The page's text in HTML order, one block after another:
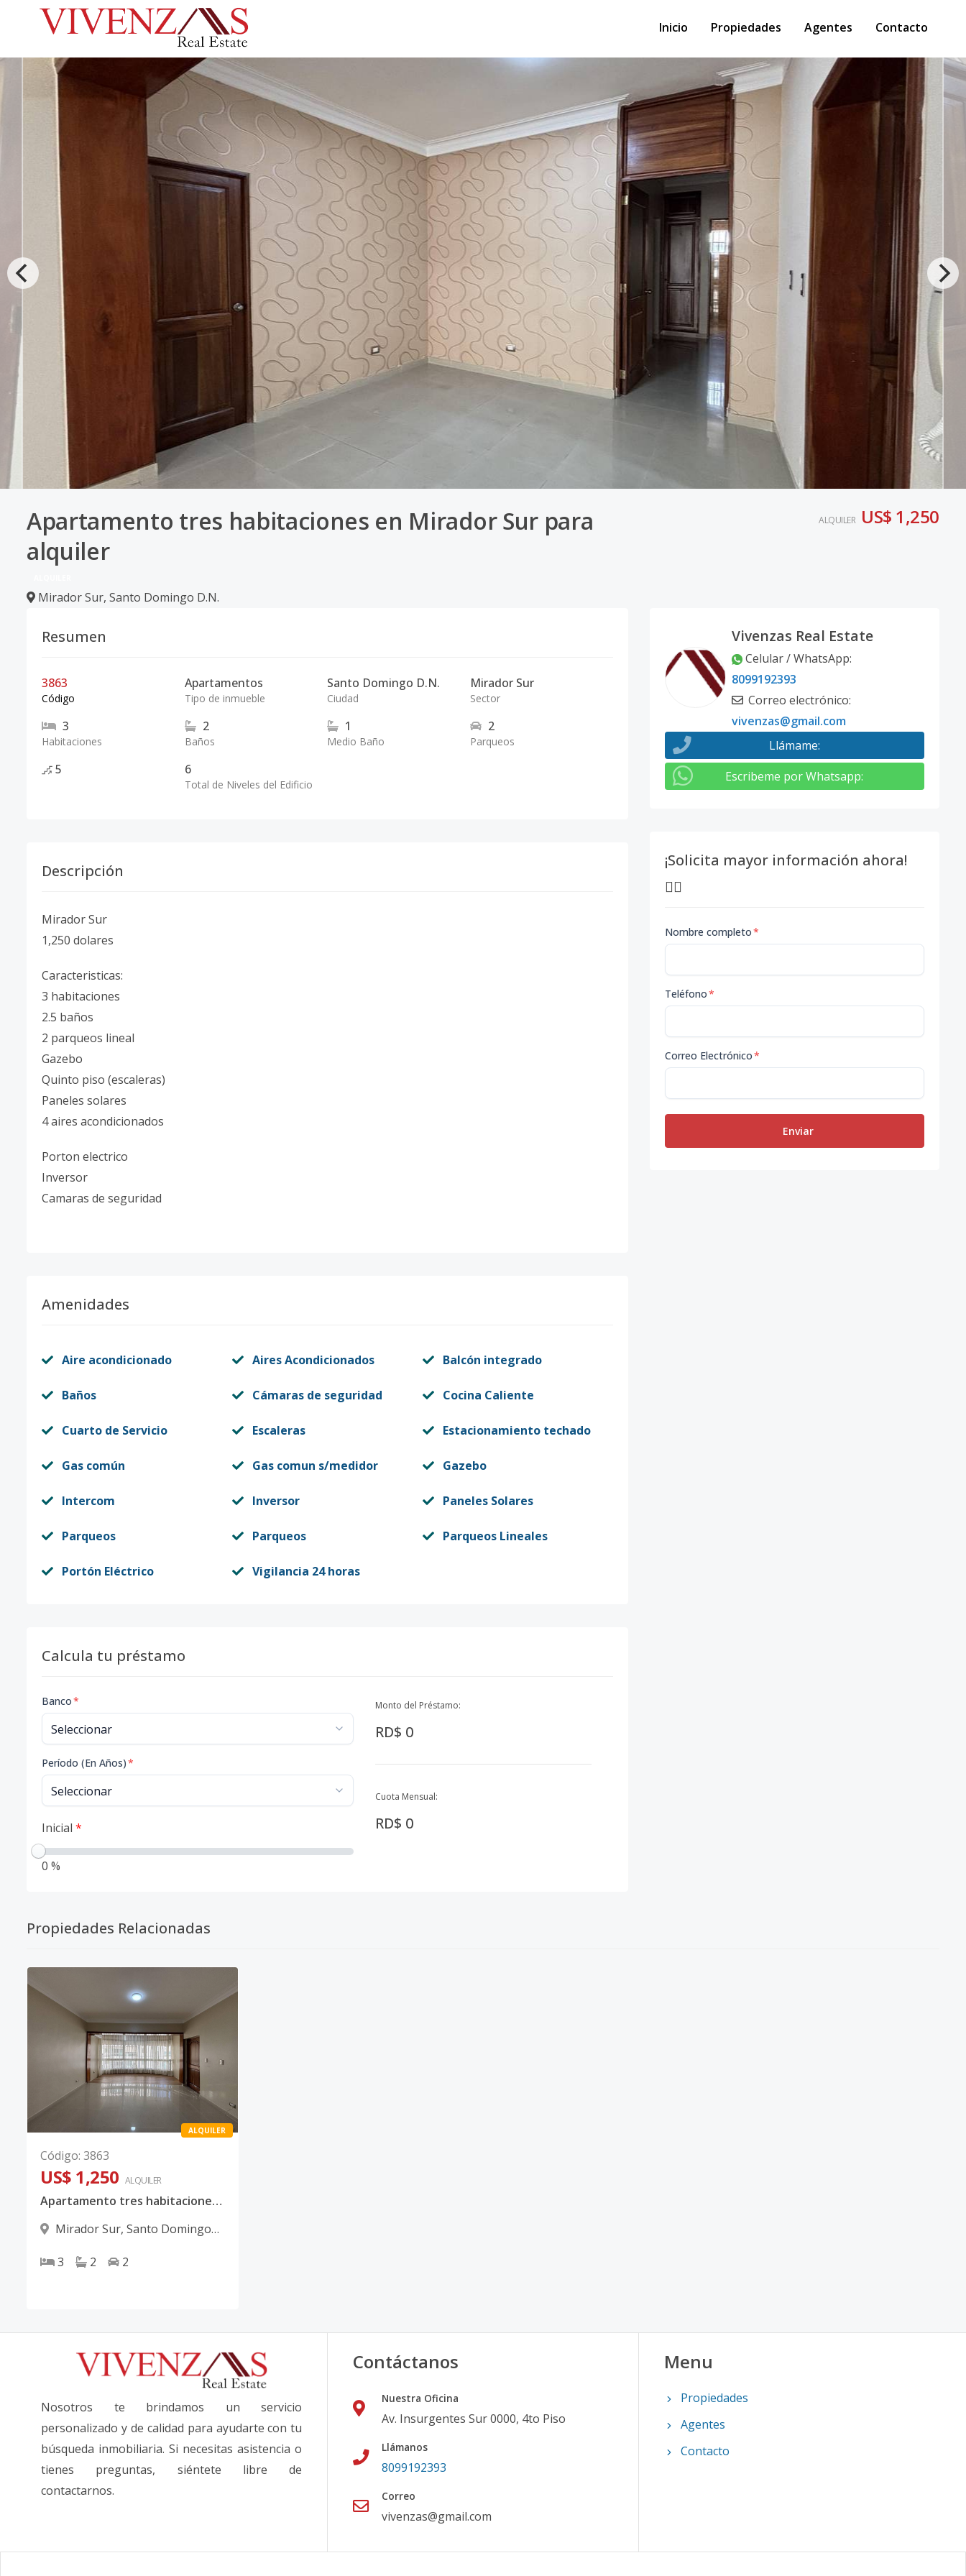
Inicio Propiedades Agentes Contacto
Apartamento tres habitaciones en Mirador Sur para
alquiler
Mirador Sur, Santo Domingo D.N.
ALQUILER US$ 1,250
Resumen
3863
Código
Apartamentos
Tipo de inmueble
Santo Domingo D.N.
Ciudad
Mirador Sur
Sector
3
Habitaciones
2
Baños
1
Medio Baño
2
Parqueos
5 6
Total de Niveles del Edificio
Descripción
Mirador Sur
1,250 dolares
Caracteristicas:
3 habitaciones
2.5 baños
2 parqueos lineal
Gazebo
Quinto piso (escaleras)
Paneles solares
4 aires acondicionados
Porton electrico
Inversor
Camaras de seguridad
Amenidades
Aire acondicionado Aires Acondicionados Balcón integrado
Baños Cámaras de seguridad Cocina Caliente
Cuarto de Servicio Escaleras Estacionamiento techado
Gas común Gas comun s/medidor Gazebo
Intercom Inversor Paneles Solares
Parqueos Parqueos Parqueos Lineales
Portón Eléctrico Vigilancia 24 horas
Calcula tu préstamo
Banco*
Período (En Años)*
Inicial *
0 %
Monto del Préstamo:
RD$ 0
Cuota Mensual:
RD$ 0
Vivenzas Real Estate
Celular / WhatsApp:
8099192393
Correo electrónico:
vivenzas@gmail.com
Llámame:
Escribeme por Whatsapp:
¡Solicita mayor información ahora!
👇🏽
Nombre completo*
Teléfono*
Correo Electrónico*
Enviar
Propiedades Relacionadas
ALQUILER
Código: 3863
US$ 1,250 ALQUILER
Apartamento tres habitaciones en Mirador Sur para alquiler
Mirador Sur, Santo Domingo
3
2 2
Nosotros te brindamos un servicio
personalizado y de calidad para ayudarte con tu
búsqueda inmobiliaria. Si necesitas asistencia o
tienes preguntas, siéntete libre de
contactarnos.
Contáctanos
Nuestra Oficina
Av. Insurgentes Sur 0000, 4to Piso
Llámanos
8099192393
Correo
vivenzas@gmail.com
Menu
Propiedades
Agentes
Contacto